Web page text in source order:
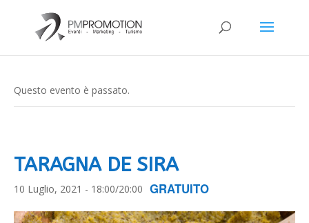
Questo evento è passato.
TARAGNA DE SIRA
10 Luglio, 2021 - 18:00/20:00 GRATUITO